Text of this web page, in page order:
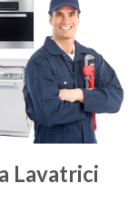
Lavatrici